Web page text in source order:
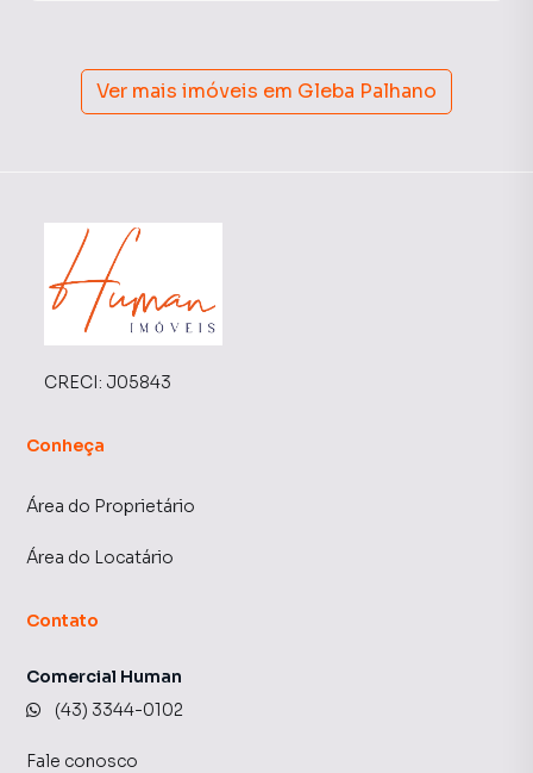
Ver mais imóveis em Gleba Palhano
CRECI: J05843
Conheça
Área do Proprietário
Área do Locatário
Contato
Comercial Human
(43) 3344-0102
Fale conosco